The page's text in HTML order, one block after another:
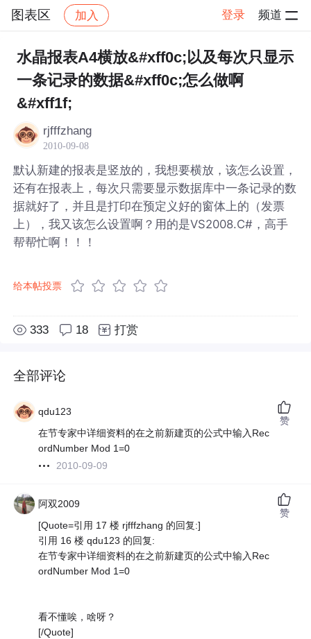
图表区 加入 登录 频道
社区 图表区 帖子详情
水晶报表A4横放&#xff0c;以及每次只显示
一条记录的数据&#xff0c;怎么做啊
&#xff1f;
rjfffzhang
2010-09-08
默认新建的报表是竖放的，我想要横放，该怎么设置，
还有在报表上，每次只需要显示数据库中一条记录的数
据就好了，并且是打印在预定义好的窗体上的（发票
上），我又该怎么设置啊？用的是VS2008.C#，高手
帮帮忙啊！！！
给本帖投票
333 18 打赏
全部评论
qdu123
在节专家中详细资料的在之前新建页的公式中输入Rec
ordNumber Mod 1=0
2010-09-09
赞
阿双2009
[Quote=引用 17 楼 rjfffzhang 的回复:]
引用 16 楼 qdu123 的回复:
在节专家中详细资料的在之前新建页的公式中输入Rec
ordNumber Mod 1=0
看不懂唉，啥呀？
[/Quote]
赞